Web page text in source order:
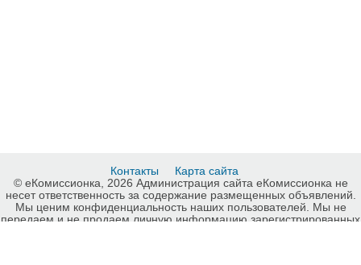
Контакты
Карта сайта
© еКомиссионка, 2026 Администрация сайта еКомиссионка не
несет ответственность за содержание размещенных объявлений.
Мы ценим конфиденциальность наших пользователей. Мы не
передаем и не продаем личную информацию зарегистрированных